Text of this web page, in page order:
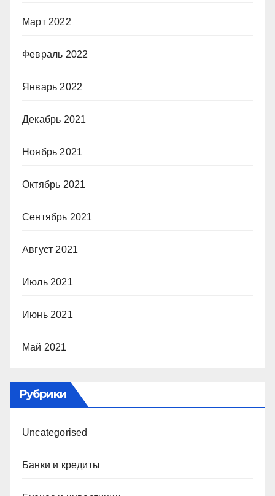
Март 2022
Февраль 2022
Январь 2022
Декабрь 2021
Ноябрь 2021
Октябрь 2021
Сентябрь 2021
Август 2021
Июль 2021
Июнь 2021
Май 2021
Рубрики
Uncategorised
Банки и кредиты